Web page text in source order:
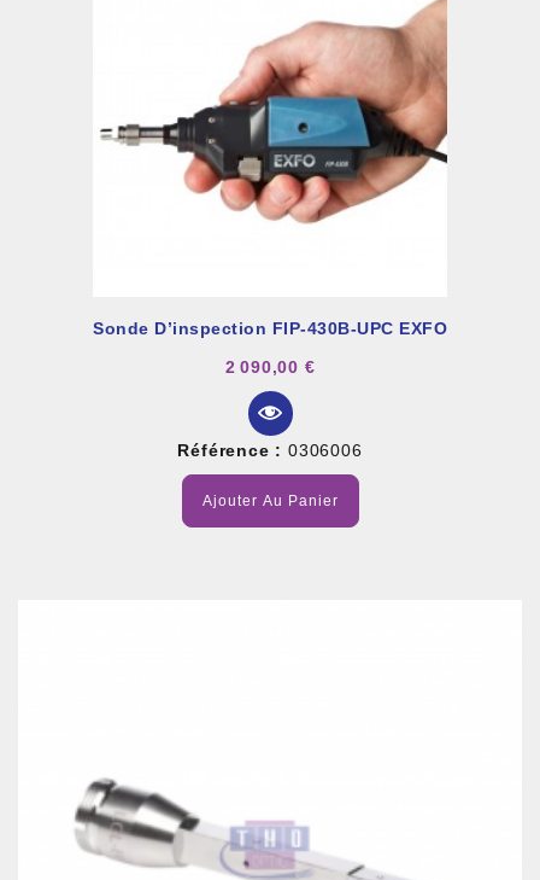
Sonde D’inspection FIP-430B-UPC EXFO
2 090,00 €
Référence : 0306006
Ajouter Au Panier